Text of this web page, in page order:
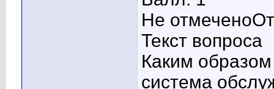
Не
Текст вопроса
Каким
система